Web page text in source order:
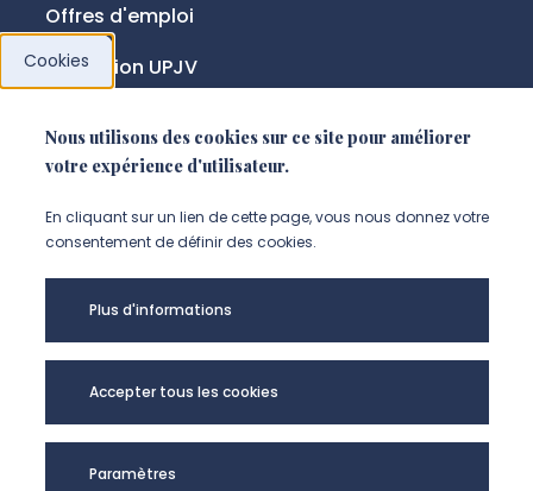
Offres d'emploi
Fondation UPJV
NOUS SUIVRE
Suivez-nous sur instagram
Suivez-nous sur linkedin
Suivez-nous sur
Université de Picardie Jules Verne -
Mentions légales
Accessibilité
Cookies
Nous utilisons des cookies sur ce site pour améliorer
votre expérience d'utilisateur.
En cliquant sur un lien de cette page, vous nous donnez votre
consentement de définir des cookies.
Plus d'informations
Accepter tous les cookies
Paramètres